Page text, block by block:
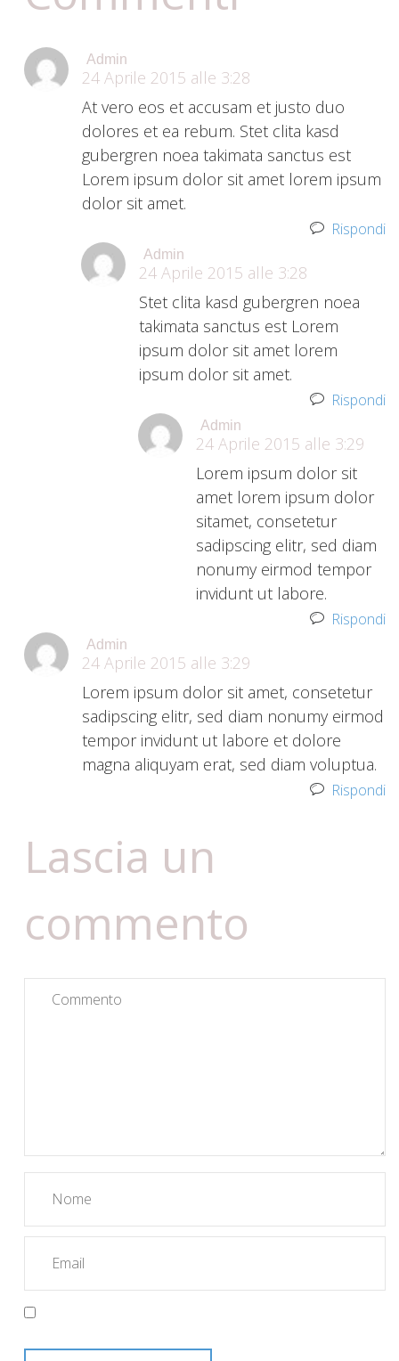
Admin
24 Aprile 2015 alle 3:28
At vero eos et accusam et justo duo
dolores et ea rebum. Stet clita kasd
gubergren noea takimata sanctus est
Lorem ipsum dolor sit amet lorem ipsum
dolor sit amet.
Rispondi
Admin
24 Aprile 2015 alle 3:28
Stet clita kasd gubergren noea
takimata sanctus est Lorem
ipsum dolor sit amet lorem
ipsum dolor sit amet.
Rispondi
Admin
24 Aprile 2015 alle 3:29
Lorem ipsum dolor sit
amet lorem ipsum dolor
sitamet, consetetur
sadipscing elitr, sed diam
nonumy eirmod tempor
invidunt ut labore.
Rispondi
Admin
24 Aprile 2015 alle 3:29
Lorem ipsum dolor sit amet, consetetur
sadipscing elitr, sed diam nonumy eirmod
tempor invidunt ut labore et dolore
magna aliquyam erat, sed diam voluptua.
Rispondi
Lascia un
commento